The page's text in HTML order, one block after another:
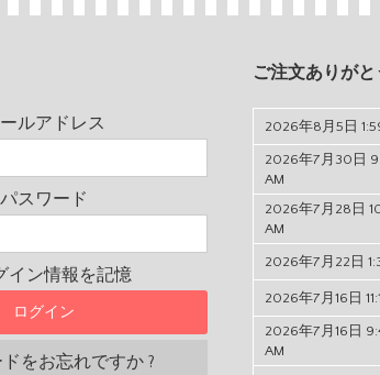
ルアドレス
パスワード
イン情報を記憶
をお忘れですか ?
ご注文ありが
2026年8月5日
2026年7月30日
AM
2026年7月28日
AM
2026年7月22日
2026年7月16日
2026年7月16日
AM